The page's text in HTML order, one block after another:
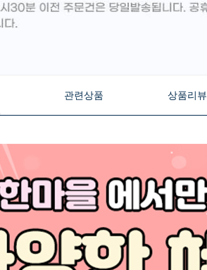
관련상품 상품리뷰